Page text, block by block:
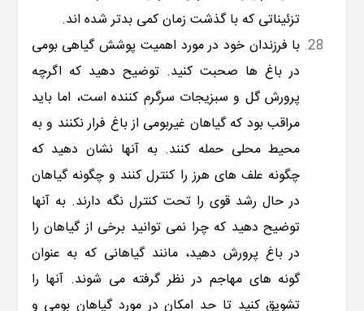
تزئیناتی که با گذشت زمان کمی بدتر شده اند.
با فرزندان خود در مورد اهمیت پوشش گیاهی بومی
در باغ ها صحبت کنید. توضیح دهید که اگرچه
پرورش گل و سبزیجات سرگرم کننده است، اما باید
مراقب بود که گیاهان غیربومی از باغ فرار نکنند و به
محیط محلی حمله کنند. به آنها نشان دهید که
چگونه علف های هرز را کنترل کنند و چگونه گیاهان
در حال رشد قوی را تحت کنترل نگه دارند. به آنها
توضیح دهید که چرا نمی توانید برخی از گیاهان را
در باغ پرورش دهید، مانند گیاهانی که به عنوان
گونه های مهاجم در نظر گرفته می شوند. آنها را
تشویق کنید تا حد امکان در مورد گیاهان بومی و